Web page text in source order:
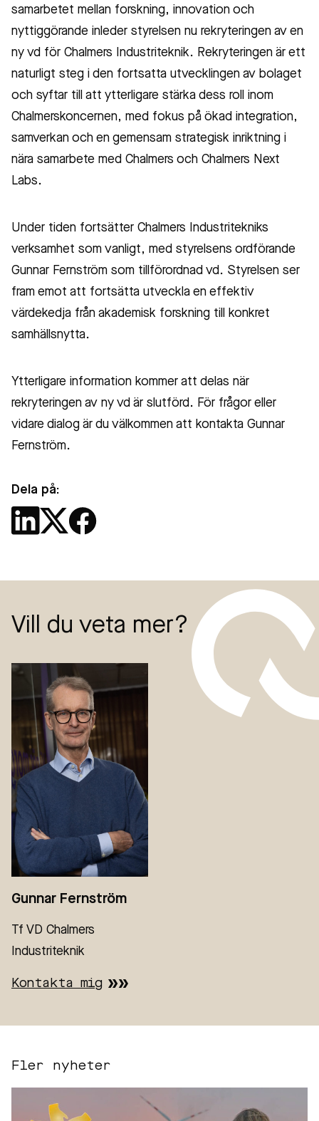
samarbetet mellan forskning, innovation och
nyttiggörande inleder styrelsen nu rekryteringen av en
ny vd för Chalmers Industriteknik. Rekryteringen är ett
naturligt steg i den fortsatta utvecklingen av bolaget
och syftar till att ytterligare stärka dess roll inom
Chalmerskoncernen, med fokus på ökad integration,
samverkan och en gemensam strategisk inriktning i
nära samarbete med Chalmers och Chalmers Next
Labs.
Under tiden fortsätter Chalmers Industritekniks
verksamhet som vanligt, med styrelsens ordförande
Gunnar Fernström som tillförordnad vd. Styrelsen ser
fram emot att fortsätta utveckla en effektiv
värdekedja från akademisk forskning till konkret
samhällsnytta.
Ytterligare information kommer att delas när
rekryteringen av ny vd är slutförd. För frågor eller
vidare dialog är du välkommen att kontakta Gunnar
Fernström.
Dela på:
Vill du veta mer?
Gunnar Fernström
Tf VD Chalmers
Industriteknik
Kontakta mig
Fler nyheter